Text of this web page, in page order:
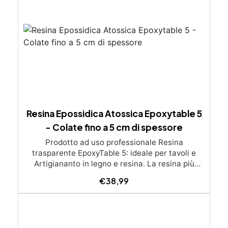
Resina Epossidica Atossica Epoxytable 5
- Colate fino a 5 cm di spessore
Prodotto ad uso professionale Resina
trasparente EpoxyTable 5: ideale per tavoli e
Artigiananto in legno e resina. La resina più
perfetta per colate di alto spessore fino a 5 cm.
Applicazioni Principali: Realizzazione di tavoli in
€38,99